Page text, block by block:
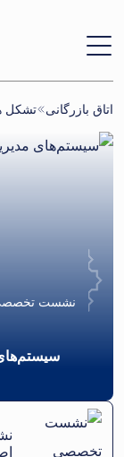
اتاق بازرگانی تشکل
نشست تخصصی